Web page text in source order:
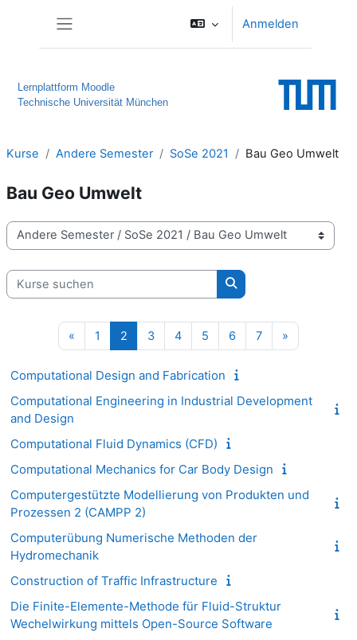
Anmelden
Lernplattform Moodle
Technische Universität München
Kurse Andere Semester SoSe 2021 Bau Geo Umwelt
Bau Geo Umwelt
Kursbereiche
Kurse suchen
Kurse suchen
« Vorherige Seite
1 Seite 1
2 Seite 2
3Seite 3
4Seite 4
5 Seite 5
6Seite 6
7Seite 7
»
Computational Design and Fabrication
Computational Engineering in Industrial Development
and Design
Computational Fluid Dynamics (CFD)
Computational Mechanics for Car Body Design
Computergestützte Modellierung von Produkten und
Prozessen 2 (CAMPP 2)
Computerübung Numerische Methoden der
Hydromechanik
Construction of Traffic Infrastructure
Die Finite-Elemente-Methode für Fluid-Struktur
Wechelwirkung mittels Open-Source Software